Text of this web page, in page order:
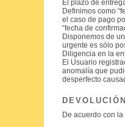
El plazo de
Definimos como
el caso de pago
“fecha de
Disponemos de
urgente es sólo
Diligencia en la
El Usuario
anomalía que
desperfecto
DEVOLUCIÓN
De acuerdo con